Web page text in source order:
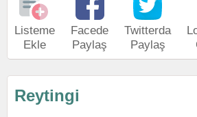
Listeme
Ekle
Facede
Paylaş
Twitterda
Paylaş
Reytingi